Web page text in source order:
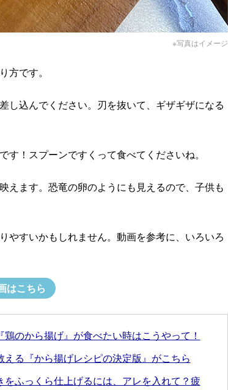
※写真はイメージ
方です。
し込んでください。刃を抜いて、ギザギザになる
！スプーンですくって食べてくださいね。
えます。恐竜の卵のようにも見えるので、子供も
やすいかもしれません。動画を参考に、いろいろ
はこちら
のから揚げ』が食べたい時はこうやって！
る『から揚げレシピの決定版』がこちら
ふっくら仕上げるには、アレを入れて？疲